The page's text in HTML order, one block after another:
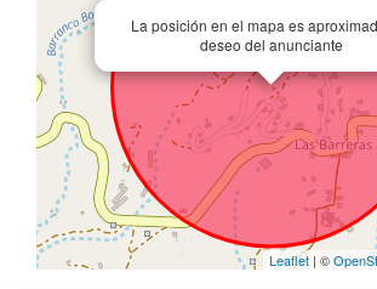
La posición en el mapa es
deseo del anunciante
Leaflet | ©